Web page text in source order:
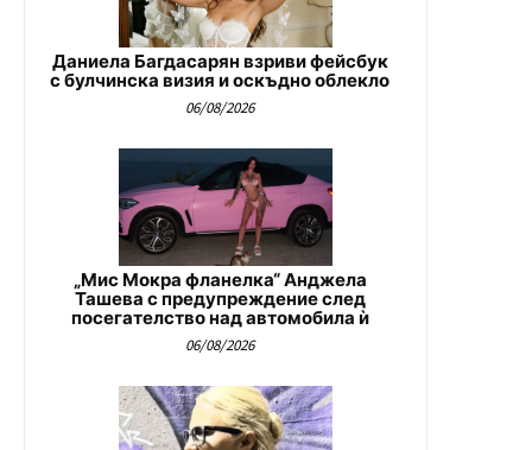
Даниела Багдасарян взриви фейсбук
с булчинска визия и оскъдно облекло
06/08/2026
„Мис Мокра фланелка“ Анджела
Ташева с предупреждение след
посегателство над автомобила ѝ
06/08/2026